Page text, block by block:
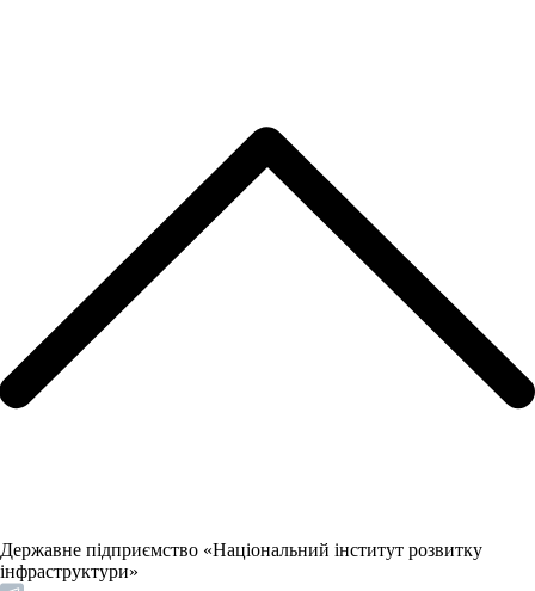
Державне підприємство «Національний інститут розвитку
інфраструктури»